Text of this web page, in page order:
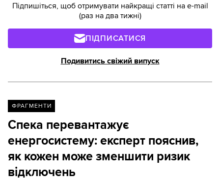
Підпишіться, щоб отримувати найкращі статті на e-mail
(раз на два тижні)
ПІДПИСАТИСЯ
Подивитись свіжий випуск
ФРАГМЕНТИ
Спека перевантажує
енергосистему: експерт пояснив,
як кожен може зменшити ризик
відключень